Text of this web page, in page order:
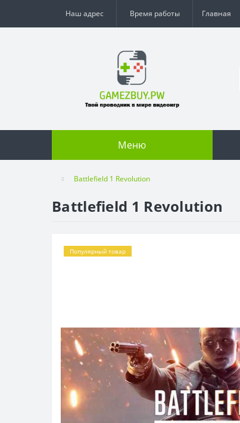
Наш адрес Время работы Главная
Меню
Battlefield 1 Revolution
Battlefield 1 Revolution
Популярный товар